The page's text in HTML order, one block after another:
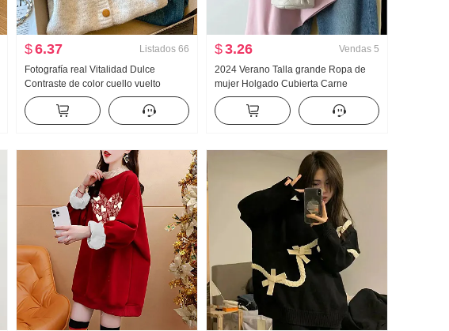
$6.37 Listados 66
Fotografía real Vitalidad Dulce
Contraste de color cuello vuelto
Jersey de mujer Otoño Invierno
Nuevo Holgado Han Serie Cárdigan
Mujer
$3.26 Vendas 5
2024 Verano Talla grande Ropa de
mujer Holgado Cubierta Carne
Adelgazante Gordita Niña ESTILO
OCCIDENTAL Manga corta Camiseta
Mujer Contraste de color CUELLO